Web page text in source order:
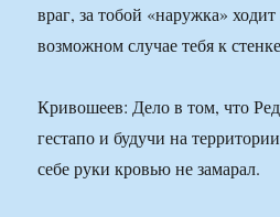
враг, за тобой «наружка»
возможном случае тебя к
Кривошеев: Дело в том, что
гестапо и будучи на
себе руки кровью не замарал.